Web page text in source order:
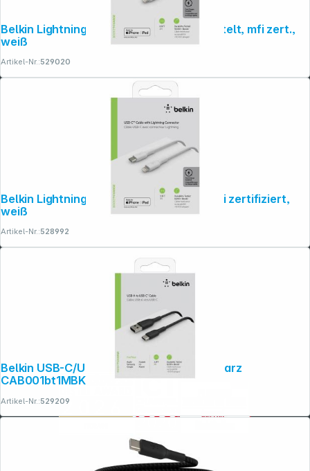
Belkin Lightning/USB-C Kabel 2m ummantelt, mfi zert.,
weiß
Artikel-Nr.:529020
Belkin Lightning/USB-C Kabel 1m PVC, mfi zertifiziert,
weiß
Artikel-Nr.:528992
Belkin USB-C/USB-A Kabel 1m PVC, schwarz
CAB001bt1MBK
Artikel-Nr.:529209